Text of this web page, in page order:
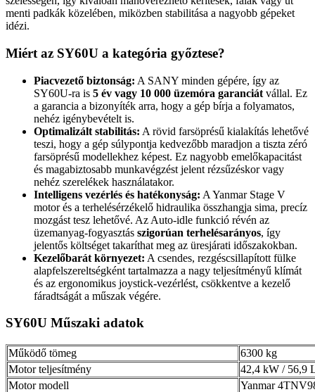
menti padkák közelében, miközben stabilitása a nagyobb gépeket
idézi.
Miért az SY60U a kategória győztese?
Piacvezető biztonság: A SANY minden gépére, így az
SY60U-ra is 5 év vagy 10 000 üzemóra garanciát vállal. Ez
a garancia a bizonyíték arra, hogy a gép bírja a folyamatos,
nehéz igénybevételt is.
Optimalizált stabilitás: A rövid farsöprésű kialakítás lehetővé
teszi, hogy a gép súlypontja kedvezőbb maradjon a tiszta zéró
farsöprésű modellekhez képest. Ez nagyobb emelőkapacitást
és magabiztosabb munkavégzést jelent rézsűzéskor vagy
nehéz szerelékek használatakor.
Intelligens vezérlés és hatékonyság: A Yanmar Stage V
motor és a terhelésérzékelő hidraulika összhangja sima, precíz
mozgást tesz lehetővé. Az Auto-idle funkció révén az
üzemanyag-fogyasztás szigorúan terhelésarányos, így
jelentős költséget takaríthat meg az üresjárati időszakokban.
Kezelőbarát környezet: A csendes, rezgéscsillapított fülke
alapfelszereltségként tartalmazza a nagy teljesítményű klímát
és az ergonomikus joystick-vezérlést, csökkentve a kezelő
fáradtságát a műszak végére.
SY60U Műszaki adatok
Működő tömeg
6300 kg
Motor teljesítmény
42,4 kW /
Motor modell
Yanmar